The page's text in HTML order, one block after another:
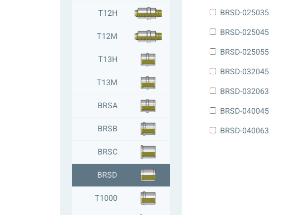
T12H
T12M
T13H
T13M
BRSA
BRSB
BRSC
BRSD
T1000
BRSD-025035
BRSD-025045
BRSD-025055
BRSD-032045
BRSD-032063
BRSD-040045
BRSD-040063